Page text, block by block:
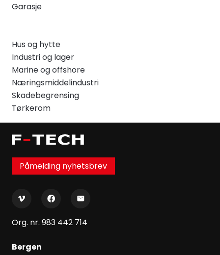
Garasje
Hus og hytte
Industri og lager
Marine og offshore
Næringsmiddelindustri
Skadebegrensing
Tørkerom
Påmelding nyhetsbrev
Org. nr. 983 442 714
Bergen